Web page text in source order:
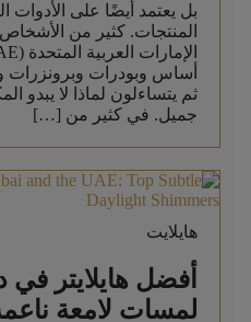
بل يعتمد أيضًا على الأدوات
المنتجات. كثير من
أساس وبودرات وبرونزرات
ثم يتساءلون لماذا لا يبدو
جميل. في كثير من […]
هايلايت
أفضل هايلايتر في
لمسات لامعة